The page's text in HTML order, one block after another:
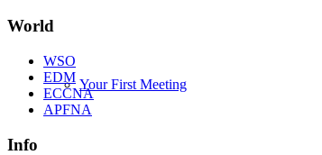
Your First Meeting
World
WSO
EDM
ECCNA
APFNA
Info